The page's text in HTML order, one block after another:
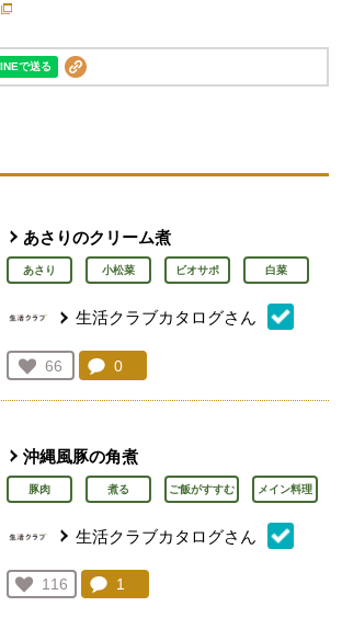
別のウィンドウで開きます。
あさりのクリーム煮
あさり 小松菜 ビオサポ 白菜
生活クラブカタログさん
お気に入り登録：
66
人が登録
コメント：
0
沖縄風豚の角煮
豚肉 煮る ご飯がすすむ メイン料理
生活クラブカタログさん
お気に入り登録：
116
人が登録
コメント：
1